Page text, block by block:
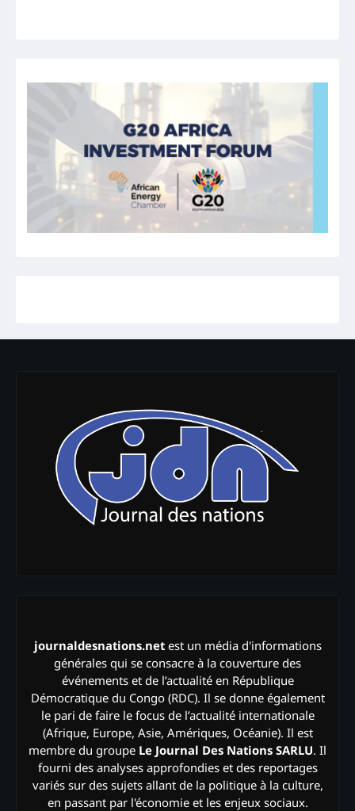
journaldesnations.netest un média d'informations
générales qui se consacre à la couverture des
événements et de l’actualité en République
Démocratique du Congo (RDC). Il se donne également
le pari de faire le focus de l’actualité internationale
(Afrique, Europe, Asie, Amériques, Océanie). Il est
membre du groupe Le Journal Des Nations SARLU. Il
fourni des analyses approfondies et des reportages
variés sur des sujets allant de la politique à la culture,
en passant par l'économie et les enjeux sociaux.